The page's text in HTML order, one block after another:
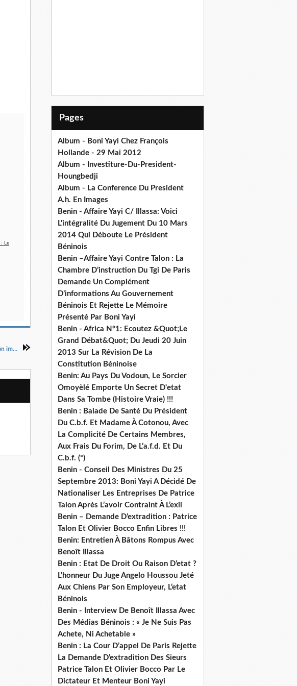
Kadhafi rentre à Abidjan avec près de 10 avions- Le guide libyen immobilise la ville
Pages
Album - Boni Yayi Chez François
Hollande - 29 Mai 2012
Album - Investiture-Du-President-
Houngbedji
Album - La Conference Du President
A.h. En Images
Benin - Affaire Yayi C/ Illassa: Voici
L'intégralité Du Jugement Du 10 Mars
2014 Qui Déboute Le Président
Béninois
Benin –Affaire Yayi Contre Talon : La
Chambre D’instruction Du Tgi De Paris
Demande Un Complément
D’informations Au Gouvernement
Béninois Et Rejette Le Mémoire
Présenté Par Boni Yayi
Benin - Africa N°1: Ecoutez &Quot;Le
Grand Débat&Quot; Du Jeudi 20 Juin
2013 Sur La Révision De La
Constitution Béninoise
Benin: Au Pays Du Vodoun, Le Sorcier
Omoyèlé Emporte Un Secret D'etat
Dans Sa Tombe (Histoire Vraie) !!!
Benin : Balade De Santé Du Président
Du C.b.f. Et Madame À Cotonou, Avec
La Complicité De Certains Membres,
Aux Frais Du Forim, De L’a.f.d. Et Du
C.b.f. (*)
Benin - Conseil Des Ministres Du 25
Septembre 2013: Boni Yayi A Décidé De
Nationaliser Les Entreprises De Patrice
Talon Après L’avoir Contraint À L’exil
Benin – Demande D’extradition : Patrice
Talon Et Olivier Bocco Enfin Libres !!!
Benin: Entretien À Bâtons Rompus Avec
Benoît Illassa
Benin : Etat De Droit Ou Raison D’etat ?
L’honneur Du Juge Angelo Houssou Jeté
Aux Chiens Par Son Employeur, L’etat
Béninois
Benin - Interview De Benoît Illassa Avec
Des Médias Béninois : « Je Ne Suis Pas
Achete, Ni Achetable »
Benin : La Cour D’appel De Paris Rejette
La Demande D’extradition Des Sieurs
Patrice Talon Et Olivier Bocco Par Le
Dictateur Et Menteur Boni Yayi